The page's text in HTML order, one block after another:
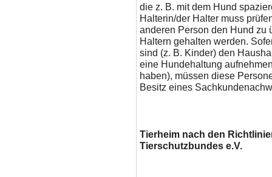
die z. B. mit dem Hund
Halterin/der Halter muss
anderen Person den Hund zu
Haltern gehalten werden.
sind (z. B. Kinder) den
eine Hundehaltung
haben), müssen diese
Besitz eines
Tierheim nach den
Tierschutzbundes e.V.